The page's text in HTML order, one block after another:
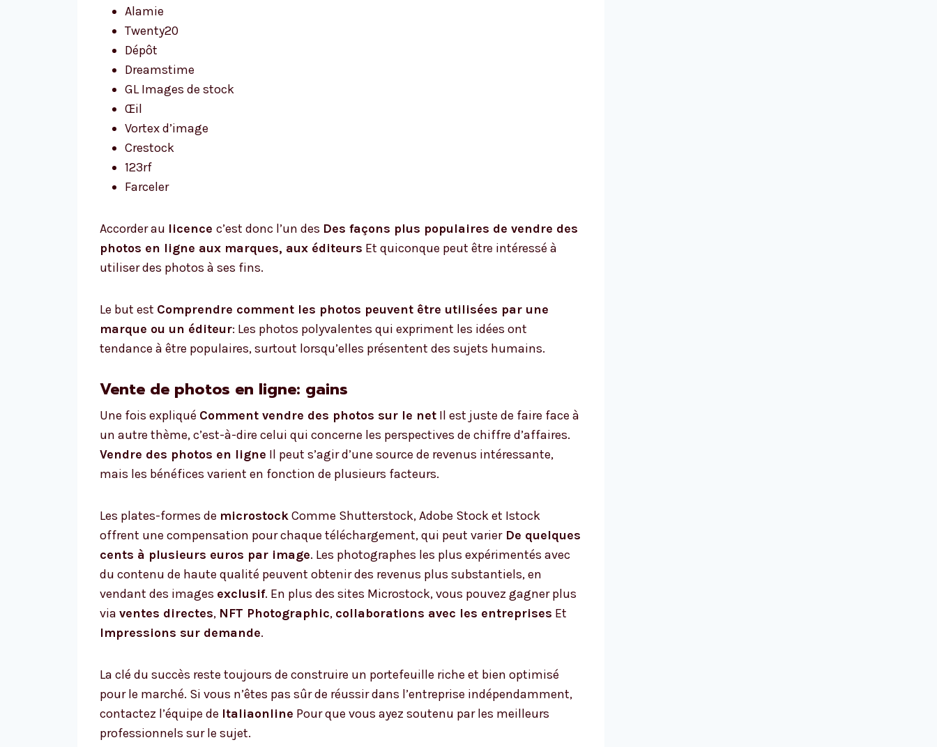
Alamie
Twenty20
Dépôt
Dreamstime
GL Images de stock
Œil
Vortex d’image
Crestock
123rf
Farceler
Accorder au licence c’est donc l’un des Des façons plus populaires de vendre des
photos en ligne aux marques, aux éditeurs Et quiconque peut être intéressé à
utiliser des photos à ses fins.
Le but est Comprendre comment les photos peuvent être utilisées par une
marque ou un éditeur: Les photos polyvalentes qui expriment les idées ont
tendance à être populaires, surtout lorsqu’elles présentent des sujets humains.
Vente de photos en ligne: gains
Une fois expliqué Comment vendre des photos sur le net Il est juste de faire face à
un autre thème, c’est-à-dire celui qui concerne les perspectives de chiffre d’affaires.
Vendre des photos en ligne Il peut s’agir d’une source de revenus intéressante,
mais les bénéfices varient en fonction de plusieurs facteurs.
Les plates-formes de microstockComme Shutterstock, Adobe Stock et Istock
offrent une compensation pour chaque téléchargement, qui peut varierDe quelques
cents à plusieurs euros par image. Les photographes les plus expérimentés avec
du contenu de haute qualité peuvent obtenir des revenus plus substantiels, en
vendant des images exclusif. En plus des sites Microstock, vous pouvez gagner plus
via ventes directes, NFT Photographic, collaborations avec les entreprises Et
Impressions sur demande.
La clé du succès reste toujours de construire un portefeuille riche et bien optimisé
pour le marché. Si vous n’êtes pas sûr de réussir dans l’entreprise indépendamment,
contactez l’équipe de Italiaonline Pour que vous ayez soutenu par les meilleurs
professionnels sur le sujet.